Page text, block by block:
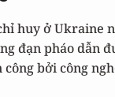
huy ở Ukraine
đạn pháo dẫn
bởi công